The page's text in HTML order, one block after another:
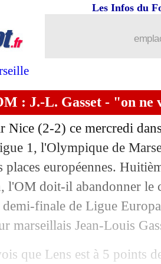
Les Infos du
: J.-L. Gasset - "on ne
Nice (2-2) ce mercredi
1, l'Olympique de
places européennes.
l'OM doit-il abandonner le
demi-finale de Ligue
marseillais Jean-Louis
que Lens est à 5 points
reste positif
aussi pour S.
: Foden dégoûté du départ
confiant pour
grand succès pour Hütter
musclé de Létang
dégoûté après le nul